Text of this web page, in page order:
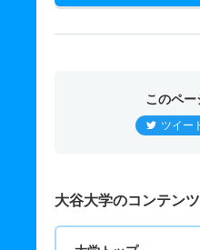
このペー
ツイー
大谷大学のコンテン